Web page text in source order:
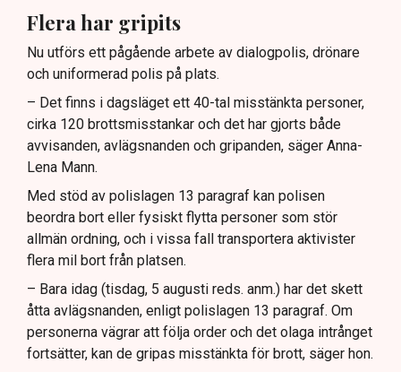
Flera har gripits
Nu utförs ett pågående arbete av dialogpolis, drönare
och uniformerad polis på plats.
– Det finns i dagsläget ett 40-tal misstänkta personer,
cirka 120 brottsmisstankar och det har gjorts både
avvisanden, avlägsnanden och gripanden, säger Anna-
Lena Mann.
Med stöd av polislagen 13 paragraf kan polisen
beordra bort eller fysiskt flytta personer som stör
allmän ordning, och i vissa fall transportera aktivister
flera mil bort från platsen.
– Bara idag (tisdag, 5 augusti reds. anm.) har det skett
åtta avlägsnanden, enligt polislagen 13 paragraf. Om
personerna vägrar att följa order och det olaga intrånget
fortsätter, kan de gripas misstänkta för brott, säger hon.